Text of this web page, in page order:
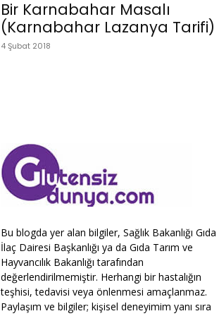
Bir Karnabahar Masalı
(Karnabahar Lazanya Tarifi)
4 Şubat 2018
Bu blogda yer alan bilgiler, Sağlık Bakanlığı Gıda
İlaç Dairesi Başkanlığı ya da Gıda Tarım ve
Hayvancılık Bakanlığı tarafından
değerlendirilmemiştir. Herhangi bir hastalığın
teşhisi, tedavisi veya önlenmesi amaçlanmaz.
Paylaşım ve bilgiler; kişisel deneyimim yanı sıra